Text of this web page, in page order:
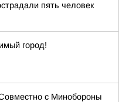
пять человек
город!
с Минобороны